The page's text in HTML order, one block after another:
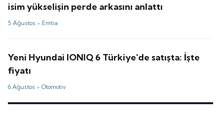
isim yükselişin perde arkasını anlattı
5 Ağustos - Emtia
Yeni Hyundai IONIQ 6 Türkiye'de satışta: İşte
fiyatı
6 Ağustos -Otomotiv